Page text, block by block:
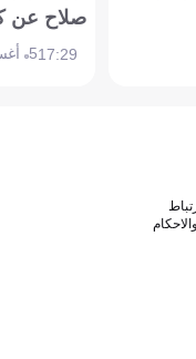
صلاح عن
17:295 أغسطس 2026